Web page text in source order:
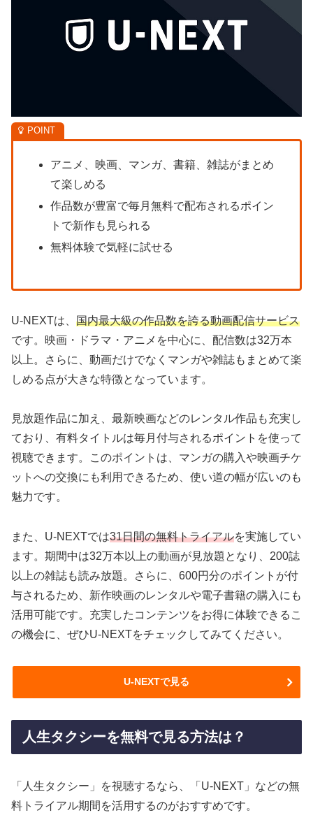
アニメ、映画、マンガ、書籍、雑誌がまとめ
て楽しめる
作品数が豊富で毎月無料で配布されるポイン
トで新作も見られる
無料体験で気軽に試せる
U-NEXTは、 国内最大級の作品数を誇る動画配信サービス
です。映画・ドラマ・アニメを中心に、配信数は32万本
以上。さらに、動画だけでなくマンガや雑誌もまとめて楽
しめる点が大きな特徴となっています。
見放題作品に加え、最新映画などのレンタル作品も充実し
ており、有料タイトルは毎月付与されるポイントを使って
視聴できます。このポイントは、マンガの購入や映画チケ
ットへの交換にも利用できるため、使い道の幅が広いのも
魅力です。
また、U-NEXTでは31日間の無料トライアルを実施してい
ます。期間中は32万本以上の動画が見放題となり、200誌
以上の雑誌も読み放題。さらに、600円分のポイントが付
与されるため、新作映画のレンタルや電子書籍の購入にも
活用可能です。充実したコンテンツをお得に体験できるこ
の機会に、ぜひU-NEXTをチェックしてみてください。
U-NEXTで見る
人生タクシーを無料で見る方法は？
「人生タクシー」を視聴するなら、「U-NEXT」などの無
料トライアル期間を活用するのがおすすめです。